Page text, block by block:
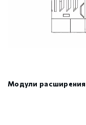
Модули расширения